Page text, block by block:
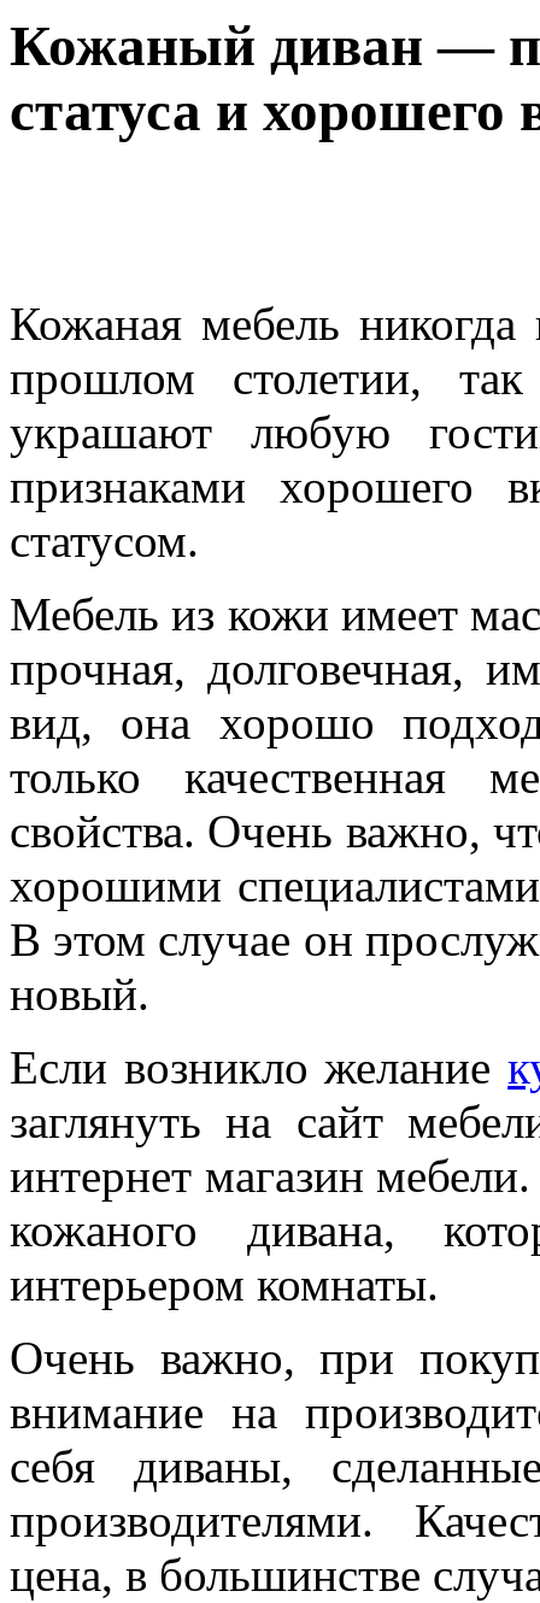
Кожаный диван —
статуса и хорошего
Кожаная мебель
прошлом столетии,
украшают любую
признаками хорошего
статусом.
Мебель из кожи имеет
прочная, долговечная,
вид, она хорошо
только качественная
свойства. Очень важно,
хорошими
В этом случае он
новый.
Если возникло желание
заглянуть на сайт
интернет магазин
кожаного дивана,
интерьером комнаты.
Очень важно, при
внимание на
себя диваны,
производителями.
цена, в большинстве